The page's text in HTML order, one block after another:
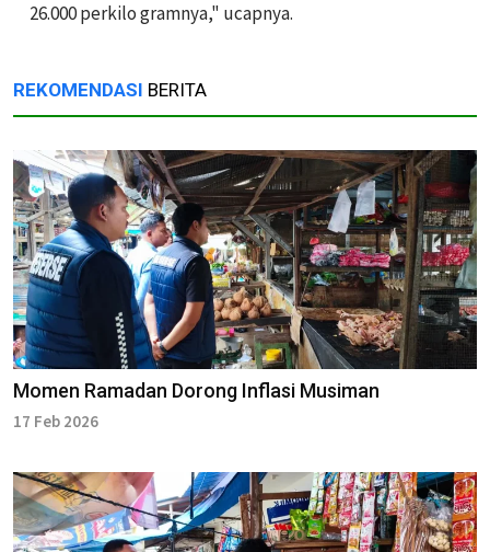
26.000 perkilo gramnya," ucapnya.
REKOMENDASI BERITA
Momen Ramadan Dorong Inflasi Musiman
17 Feb 2026